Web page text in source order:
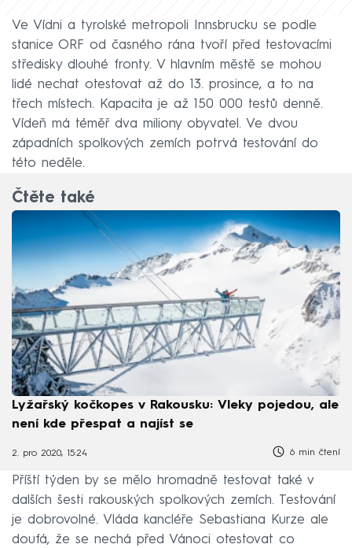
Ve Vídni a tyrolské metropoli Innsbrucku se podle
stanice ORF od časného rána tvoří před testovacími
středisky dlouhé fronty. V hlavním městě se mohou
lidé nechat otestovat až do 13. prosince, a to na
třech místech. Kapacita je až 150 000 testů denně.
Vídeň má téměř dva miliony obyvatel. Ve dvou
západních spolkových zemích potrvá testování do
této neděle.
Čtěte také
Lyžařský kočkopes v Rakousku: Vleky pojedou, ale
není kde přespat a najíst se
2. pro 2020, 15:24 6 min čtení
Příští týden by se mělo hromadně testovat také v
dalších šesti rakouských spolkových zemích. Testování
je dobrovolné. Vláda kancléře Sebastiana Kurze ale
doufá, že se nechá před Vánoci otestovat co